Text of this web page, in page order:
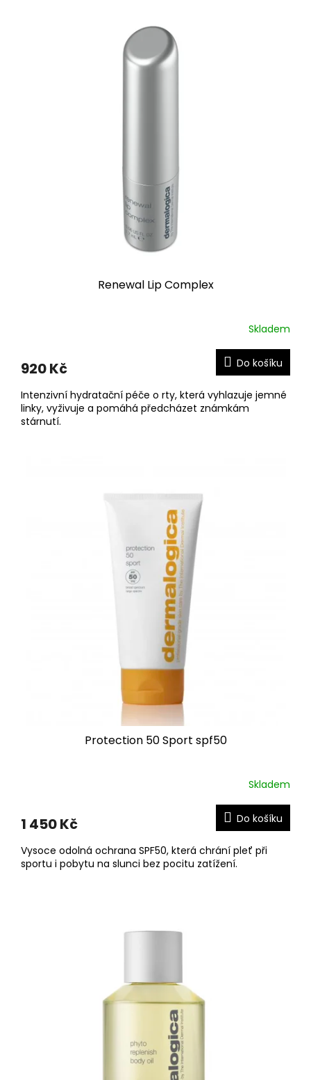
Renewal Lip Complex
Skladem
920 Kč Do košíku
Intenzivní hydratační péče o rty, která vyhlazuje jemné
linky, vyživuje a pomáhá předcházet známkám
stárnutí.
Protection 50 Sport spf50
Skladem
1 450 Kč Do košíku
Vysoce odolná ochrana SPF50, která chrání pleť při
sportu i pobytu na slunci bez pocitu zatížení.